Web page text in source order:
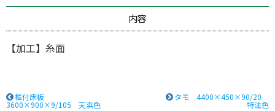
内容
【加工】糸面
框付床板
3600×900×9/105 天浜色
タモ 4400×450×90/20
特注色